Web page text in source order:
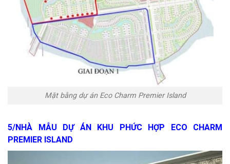
Mặt bằng dự án Eco Charm Premier Island
5/NHÀ MẪU DỰ ÁN KHU PHỨC HỢP ECO CHARM
PREMIER ISLAND